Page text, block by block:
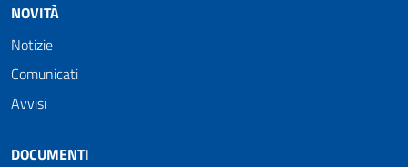
NOVITÀ
Notizie
Comunicati
Avvisi
DOCUMENTI